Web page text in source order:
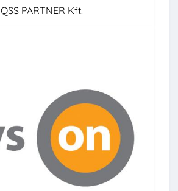
QSS PARTNER Kft.